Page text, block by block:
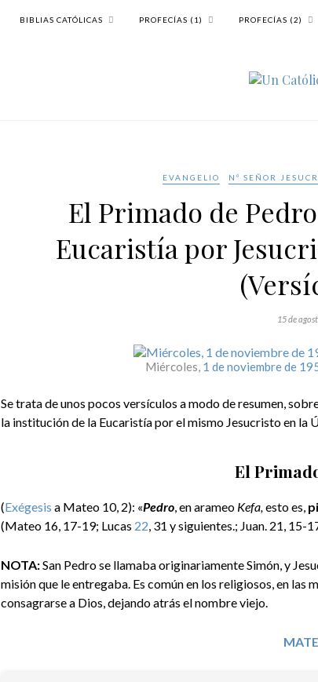
BIBLIAS CATÓLICAS PROFECÍAS (1) PROFECÍAS (2)
EVANGELIO Nº SEÑOR
El Primado de
Eucaristía por
15 de
Miércoles, 1 de noviembre de
Se trata de unos pocos versículos a modo de resumen,
la institución de la Eucaristía por el mismo Jesucristo en la
El
(Exégesis a Mateo 10, 2): «Pedro, en arameo Kefa,esto es,
(Mateo 16, 17-19; Lucas 22, 31 y siguientes.; Juan. 21, 15-
NOTA:San Pedro se llamaba originariamente Simón, y
misión que le entregaba. Es común en los religiosos, en las
consagrarse a Dios, dejando atrás el nombre viejo.